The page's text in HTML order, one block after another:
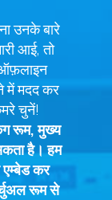
उनके बारे
आई, तो
में मदद कर
चुनें!
रूम, मुख्य
है। हम
कर
रूम से